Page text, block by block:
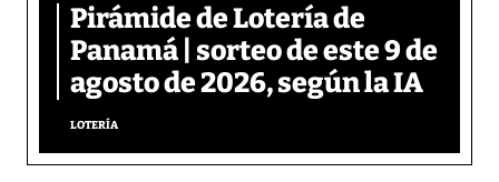
Pirámide de Lotería de
Panamá | sorteo de este 9 de
agosto de 2026, según la IA
LOTERÍA